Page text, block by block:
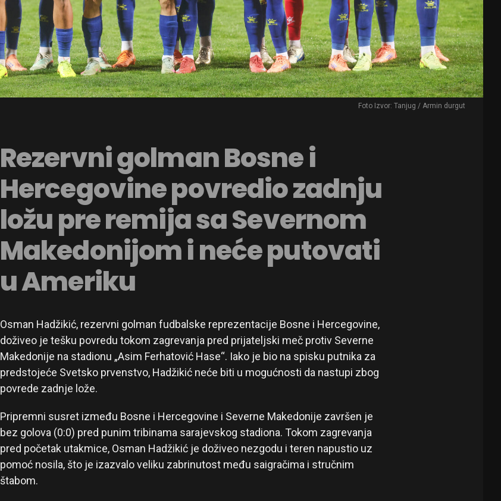
Foto Izvor: Tanjug / Armin durgut
Rezervni golman Bosne i
Hercegovine povredio zadnju
ložu pre remija sa Severnom
Makedonijom i neće putovati
u Ameriku
Osman Hadžikić, rezervni golman fudbalske reprezentacije Bosne i Hercegovine,
doživeo je tešku povredu tokom zagrevanja pred prijateljski meč protiv Severne
Makedonije na stadionu „Asim Ferhatović Hase“. Iako je bio na spisku putnika za
predstojeće Svetsko prvenstvo, Hadžikić neće biti u mogućnosti da nastupi zbog
povrede zadnje lože.
Pripremni susret između Bosne i Hercegovine i Severne Makedonije završen je
bez golova (0:0) pred punim tribinama sarajevskog stadiona. Tokom zagrevanja
pred početak utakmice, Osman Hadžikić je doživeo nezgodu i teren napustio uz
pomoć nosila, što je izazvalo veliku zabrinutost među saigračima i stručnim
štabom.